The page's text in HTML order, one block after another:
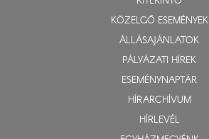
KÖZELGŐ ESEMÉNYEK
ÁLLÁSAJÁNLATOK
PÁLYÁZATI HÍREK
ESEMÉNYNAPTÁR
HÍRARCHÍVUM
HÍRLEVÉL